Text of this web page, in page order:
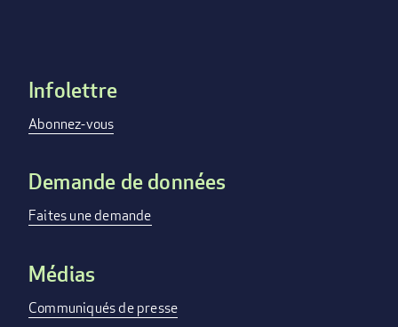
Footer
menu
Infolettre
Abonnez-vous
Demande de données
Faites une demande
Médias
Communiqués de presse